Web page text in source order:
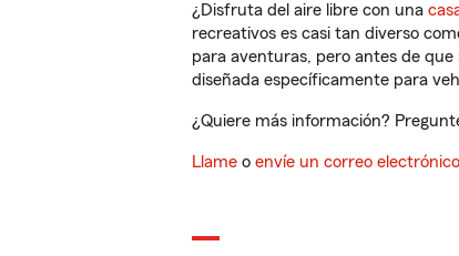
¿Disfruta del aire libre con una
recreativos es casi tan diverso
para aventuras, pero antes de que
diseñada específicamente para
¿Quiere más información?
Llame o envíe un correo